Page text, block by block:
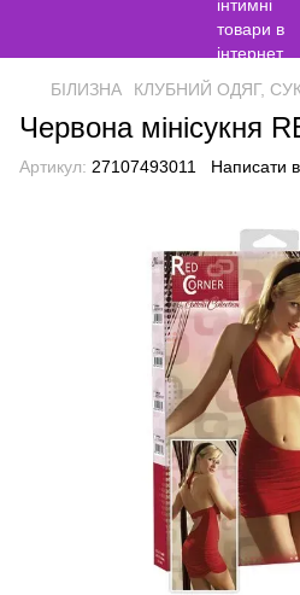
БІЛИЗНА КЛУБНИЙ ОДЯГ,
Червона мінісукня
Артикул: 27107493011 Написати